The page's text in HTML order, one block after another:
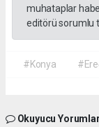
muhataplar
editörü sorumlu
#Konya
Okuyucu